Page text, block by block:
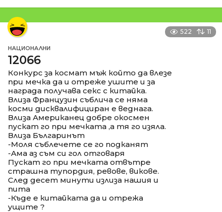
522 11
НАЦИОНАЛНИ
12066
Конкурс за космат мъж който да влезе
при мечка да и отреже ушите и за
награда получава секс с китайка.
Влиза Французин съблича се няма
косми дисквалифициран е веднага.
Влиза Американец добре окосмен
пускат го при мечката ,а тя го изяла.
Влиза Българинът
-Моля съблечете се го подканят
-Ама аз съм си гол отговаря
Пускат го при мечката отвътре
страшна тупордия, ревове, викове.
След десет минути излиза нашия и
пита
-Къде е китайката да и отрежа
ущите ?